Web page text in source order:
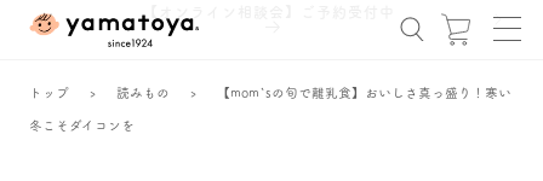
ンツに
【オンライン相談会】ご予約受付中
ー
トップ › 読みもの ›
【mom`sの旬で離乳食】おいしさ真っ盛り！寒い
冬こそダイコンを